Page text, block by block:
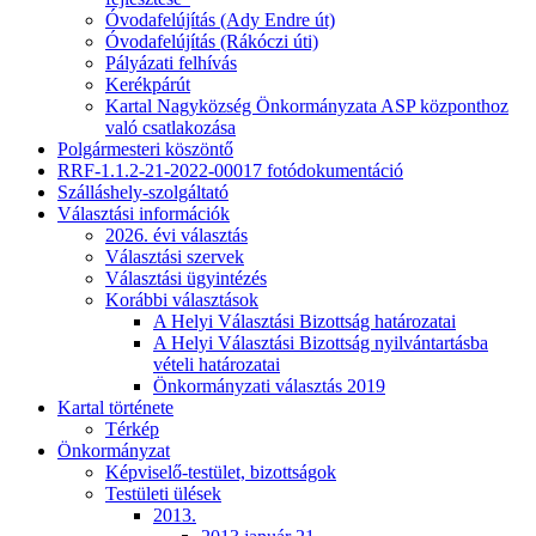
Óvodafelújítás (Ady Endre út)
Óvodafelújítás (Rákóczi úti)
Pályázati felhívás
Kerékpárút
Kartal Nagyközség Önkormányzata ASP központhoz
való csatlakozása
Polgármesteri köszöntő
RRF-1.1.2-21-2022-00017 fotódokumentáció
Szálláshely-szolgáltató
Választási információk
2026. évi választás
Választási szervek
Választási ügyintézés
Korábbi választások
A Helyi Választási Bizottság határozatai
A Helyi Választási Bizottság nyilvántartásba
vételi határozatai
Önkormányzati választás 2019
Kartal története
Térkép
Önkormányzat
Képviselő-testület, bizottságok
Testületi ülések
2013.